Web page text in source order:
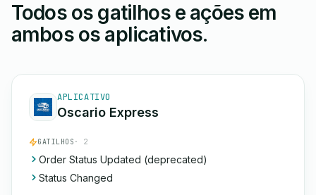
Todos os gatilhos e ações em
ambos os aplicativos.
APLICATIVO
Oscario Express
GATILHOS · 2
Order Status Updated (deprecated)
Status Changed